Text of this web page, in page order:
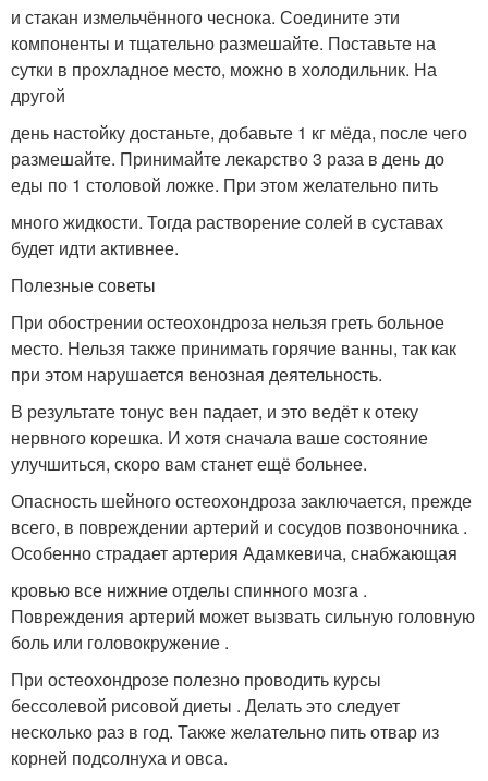
и стакан измельчённого чеснока. Соедините эти
компоненты и тщательно размешайте. Поставьте на
сутки в прохладное место, можно в холодильник. На
другой
день настойку достаньте, добавьте 1 кг мёда, после чего
размешайте. Принимайте лекарство 3 раза в день до
еды по 1 столовой ложке. При этом желательно пить
много жидкости. Тогда растворение солей в суставах
будет идти активнее.
Полезные советы
При обострении остеохондроза нельзя греть больное
место. Нельзя также принимать горячие ванны, так как
при этом нарушается венозная деятельность.
В результате тонус вен падает, и это ведёт к отеку
нервного корешка. И хотя сначала ваше состояние
улучшиться, скоро вам станет ещё больнее.
Опасность шейного остеохондроза заключается, прежде
всего, в повреждении артерий и сосудов позвоночника .
Особенно страдает артерия Адамкевича, снабжающая
кровью все нижние отделы спинного мозга .
Повреждения артерий может вызвать сильную головную
боль или головокружение .
При остеохондрозе полезно проводить курсы
бессолевой рисовой диеты . Делать это следует
несколько раз в год. Также желательно пить отвар из
корней подсолнуха и овса.